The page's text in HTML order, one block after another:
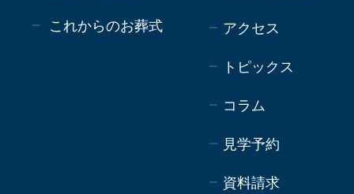
これからのお葬式
アクセス
トピックス
コラム
見学予約
資料請求